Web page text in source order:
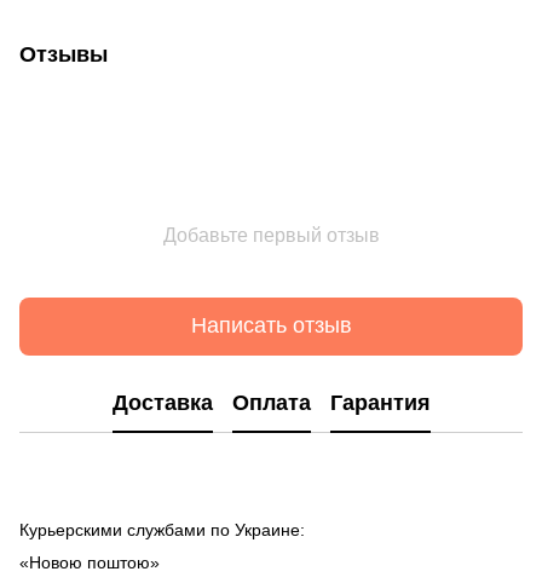
Отзывы
Добавьте первый отзыв
Написать отзыв
Доставка Оплата Гарантия
Курьерскими службами по Украине:
«Новою поштою»